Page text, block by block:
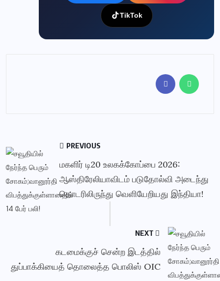
TikTok
PREVIOUS
மகளிர் டி20 உலகக்கோப்பை 2026:
ஆஸ்திரேலியாவிடம் படுதோல்வி அடைந்து
தொடரிலிருந்து வெளியேறியது இந்தியா!
NEXT
கடமைக்குச் சென்ற இடத்தில்
துப்பாக்கியைத் தொலைத்த பொலிஸ் OIC